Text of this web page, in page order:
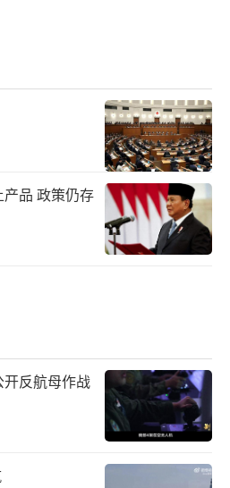
终保持中立立场，致力于
决定无助于问题的政治解
更加复杂。国际社会期待
对话协商的正确轨道上
重挑战，更需要各国携手
护以国际法为基础的国际
核心的多边贸易体制。
定应当引起各方反思：在
代，任何国家都不能独善
品 政策仍存
反航母作战